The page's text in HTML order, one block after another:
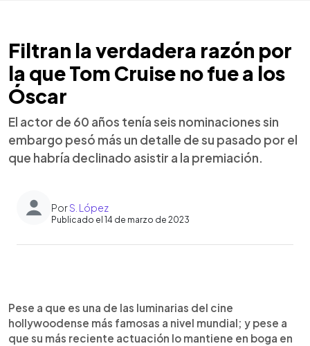
Filtran la verdadera razón por
la que Tom Cruise no fue a los
Óscar
El actor de 60 años tenía seis nominaciones sin
embargo pesó más un detalle de su pasado por el
que habría declinado asistir a la premiación.
PorS. López
Publicado el 14 de marzo de 2023
Escuchar artículo
Pese a que es una de las luminarias del cine
hollywoodense más famosas a nivel mundial; y pese a
que su más reciente actuación lo mantiene en boga en